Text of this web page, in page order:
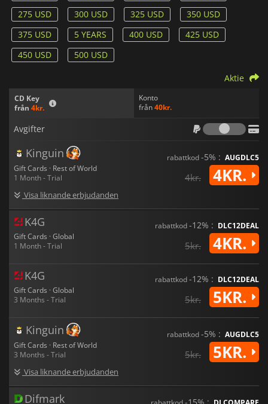
275 USD
300 USD 325 USD
350 USD
375 USD
5 YEARS 400 USD
425 USD
450 USD
500 USD
CD Key
från 4kr.
Konto
från40kr.
Aktie
Avgifter
Kinguin
Gift Cards · Rest of World
1 Month - Trial
Visa liknande erbjudanden
rabattkod-5% : AUGDLC5
4kr. 4KR.
K4G
Gift Cards · Global
1 Month - Trial
rabattkod-12% : DLC12DEAL
5kr. 4KR.
K4G
Gift Cards · Global
3 Months - Trial
rabattkod-12% : DLC12DEAL
5kr. 5KR.
Kinguin
Gift Cards · Rest of World
3 Months - Trial
Visa liknande erbjudanden
rabattkod-5% : AUGDLC5
5kr. 5KR.
Difmark -15% :